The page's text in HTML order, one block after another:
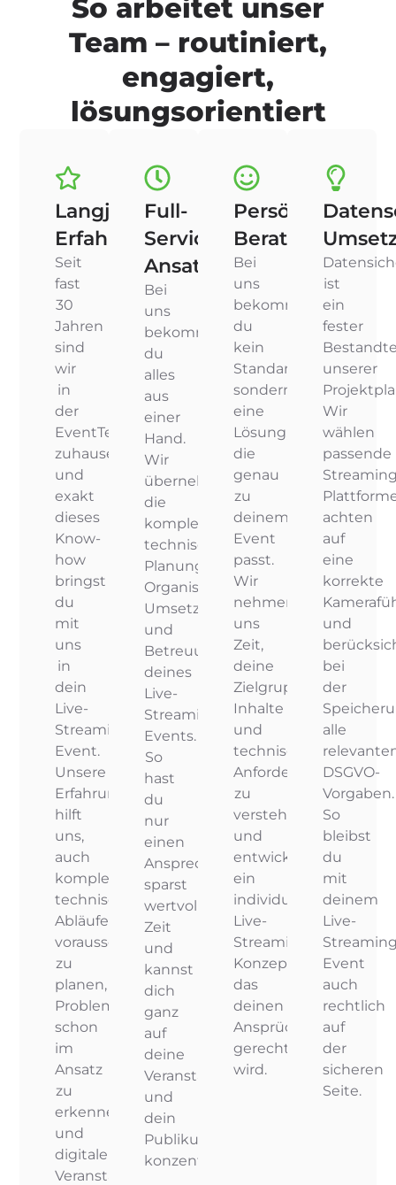
So arbeitet unser
Team – routiniert,
engagiert,
lösungsorientiert
Langjährige
Erfahrung
Seit
fast
30
Jahren
sind
wir
in
der
EventTechnik
zuhause
und
exakt
dieses
Know-
how
bringst
du
mit
uns
in
dein
Live-
Streaming-
Event.
Unsere
Erfahrung
hilft
uns,
auch
komplexe
technische
Abläufe
vorausschauend
zu
planen,
Probleme
schon
im
Ansatz
zu
erkennen
und
digitale
Veranstaltungen
Full-
Service-
Ansatz
Bei
uns
bekommst
du
alles
aus
einer
Hand.
Wir
übernehmen
die
komplette
technische
Planung,
Organisation,
Umsetzung
und
Betreuung
deines
Live-
Streaming-
Events.
So
hast
du
nur
einen
Ansprechpartner,
sparst
wertvolle
Zeit
und
kannst
dich
ganz
auf
deine
Veranstaltung
und
dein
Publikum
konzentrieren.
Persönliche
Beratung
Bei
uns
bekommst
du
kein
Standardpaket,
sondern
eine
Lösung,
die
genau
zu
deinem
Event
passt.
Wir
nehmen
uns
Zeit,
deine
Zielgruppe,
Inhalte
und
technischen
Anforderungen
zu
verstehen
und
entwickeln
ein
individuelles
Live-
Streaming-
Konzept,
das
deinen
Ansprüchen
gerecht
wird.
ist
ein
fester
unserer
Wir
wählen
passende
achten
auf
eine
korrekte
und
bei
der
alle
DSGVO-
Vorgaben.
So
bleibst
du
mit
deinem
Live-
Event
auch
rechtlich
auf
der
sicheren
Seite.